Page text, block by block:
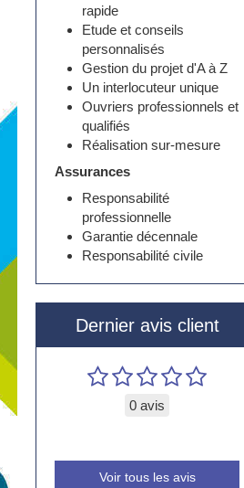
rapide
Etude et conseils
personnalisés
Gestion du projet d'A à Z
Un interlocuteur unique
Ouvriers professionnels et
qualifiés
Réalisation sur-mesure
Assurances
Responsabilité
professionnelle
Garantie décennale
Responsabilité civile
Dernier avis client
0 avis
Voir tous les avis